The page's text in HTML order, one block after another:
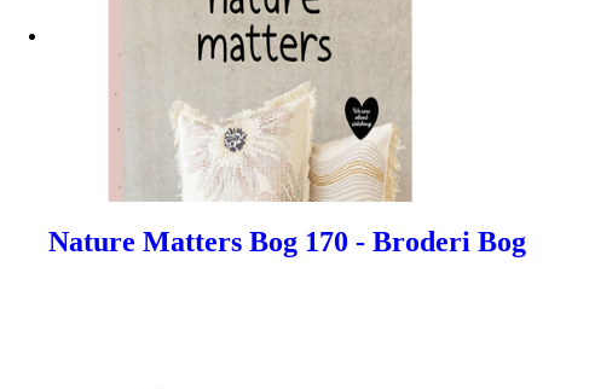
Nature Matters Bog 170 - Broderi Bog